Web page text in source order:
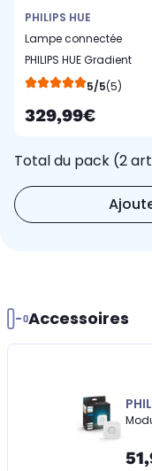
PHILIPS HUE
Lampe connectée
PHILIPS HUE Gradient
Signe blanc5/5(5)
329,99€
Total du pack (2
Accessoires